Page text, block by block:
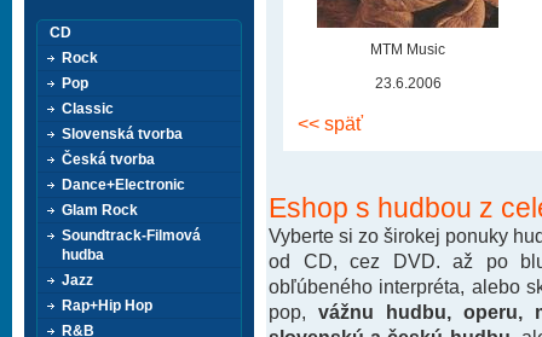
MTM Music
23.6.2006
<< späť
Eshop s hudbou z
Vyberte si zo širokej ponuky
od CD, cez DVD. až po
obľúbeného interpréta, alebo
pop, vážnu hudbu, operu,
CD
Rock
Pop
Classic
Slovenská tvorba
Česká tvorba
Dance+Electronic
Glam Rock
Soundtrack-Filmová
hudba
Jazz
Rap+Hip Hop
R&B